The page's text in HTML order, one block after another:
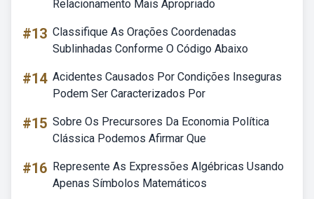
Relacionamento Mais Apropriado
#13 Classifique As Orações Coordenadas
Sublinhadas Conforme O Código Abaixo
#14 Acidentes Causados Por Condições Inseguras
Podem Ser Caracterizados Por
#15 Sobre Os Precursores Da Economia Política
Clássica Podemos Afirmar Que
#16 Represente As Expressões Algébricas Usando
Apenas Símbolos Matemáticos